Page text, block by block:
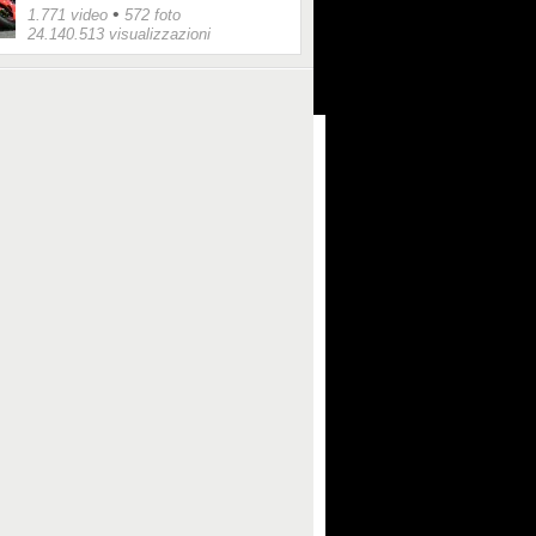
1.771 video • 572 foto
24.140.513 visualizzazioni